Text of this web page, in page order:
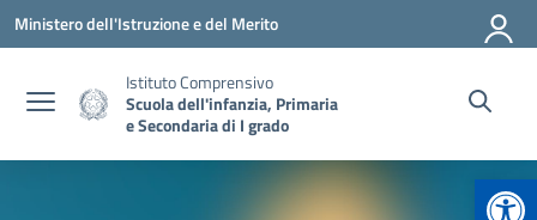
Vai ai contenuti
Vai al menu di navigazione
Vai al footer
Ministero dell'Istruzione e del Merito
Istituto Comprensivo
Scuola dell'infanzia, Primaria
e Secondaria di I grado